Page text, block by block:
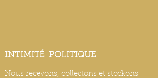
INTIMITÉ POLITIQUE
Nous recevons, collectons et stockons